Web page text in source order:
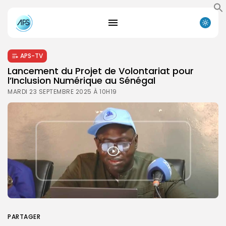
APS-TV
Lancement du Projet de Volontariat pour
l’Inclusion Numérique au Sénégal
MARDI 23 SEPTEMBRE 2025 À 10H19
PARTAGER